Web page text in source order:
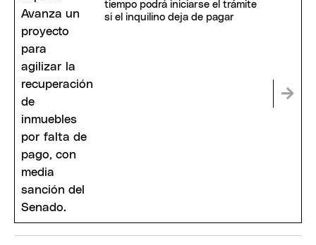
tiempo podrá iniciarse el trámite
si el inquilino deja de pagar